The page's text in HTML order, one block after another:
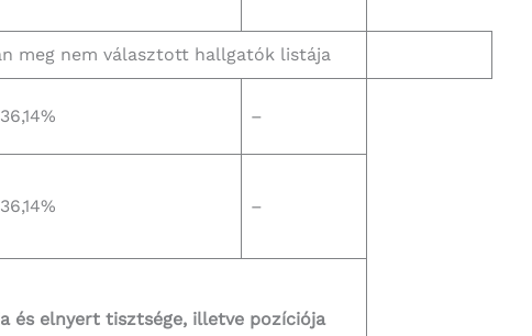
meg nem választott hallgatók listája
36,14% –
36,14% –
és elnyert tisztsége, illetve pozíciója